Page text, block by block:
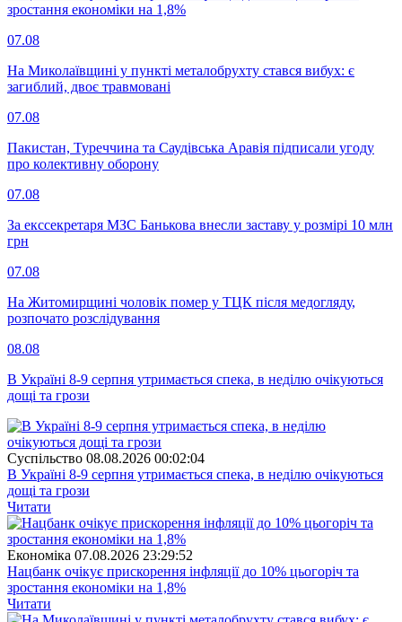
зростання економіки на 1,8%
07.08
На Миколаївщині у пункті металобрухту стався вибух: є
загиблий, двоє травмовані
07.08
Пакистан, Туреччина та Саудівська Аравія підписали угоду
про колективну оборону
07.08
За екссекретаря МЗС Банькова внесли заставу у розмірі 10 млн
грн
07.08
На Житомирщині чоловік помер у ТЦК після медогляду,
розпочато розслідування
08.08
В Україні 8-9 серпня утримається спека, в неділю очікуються
дощі та грози
Суспiльство 08.08.2026 00:02:04
В Україні 8-9 серпня утримається спека, в неділю очікуються
дощі та грози
Читати
Економіка 07.08.2026 23:29:52
Нацбанк очікує прискорення інфляції до 10% цьогоріч та
зростання економіки на 1,8%
Читати